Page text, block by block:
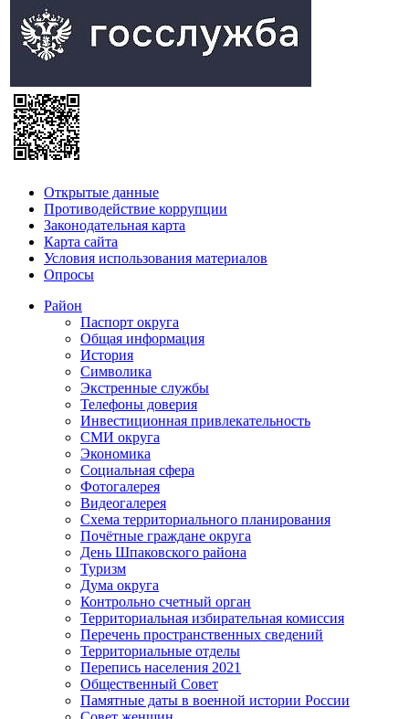
Открытые данные
Противодействие коррупции
Законодательная карта
Карта сайта
Условия использования материалов
Опросы
Район
Паспорт округа
Общая информация
История
Символика
Экстренные службы
Телефоны доверия
Инвестиционная привлекательность
СМИ округа
Экономика
Социальная сфера
Фотогалерея
Видеогалерея
Схема территориального планирования
Почётные граждане округа
День Шпаковского района
Туризм
Дума округа
Контрольно счетный орган
Территориальная избирательная комиссия
Перечень пространственных сведений
Территориальные отделы
Перепись населения 2021
Общественный Совет
Памятные даты в военной истории России